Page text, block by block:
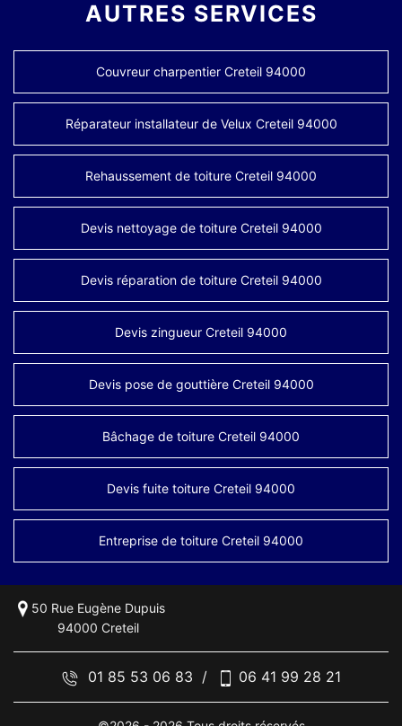
AUTRES SERVICES
Couvreur charpentier Creteil 94000
Réparateur installateur de Velux Creteil 94000
Rehaussement de toiture Creteil 94000
Devis nettoyage de toiture Creteil 94000
Devis réparation de toiture Creteil 94000
Devis zingueur Creteil 94000
Devis pose de gouttière Creteil 94000
Bâchage de toiture Creteil 94000
Devis fuite toiture Creteil 94000
Entreprise de toiture Creteil 94000
50 Rue Eugène Dupuis
94000 Creteil
01 85 53 06 83 / 06 41 99 28 21